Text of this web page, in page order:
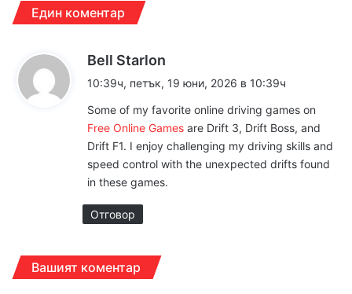
Един коментар
Bell Starlon
а
а
10:39ч, петък, 19 юни, 2026 в 10:39ч
Some of my favorite online driving games on
Free Online Games are Drift 3, Drift Boss, and
Drift F1. I enjoy challenging my driving skills and
speed control with the unexpected drifts found
in these games.
Отговор
Вашият коментар